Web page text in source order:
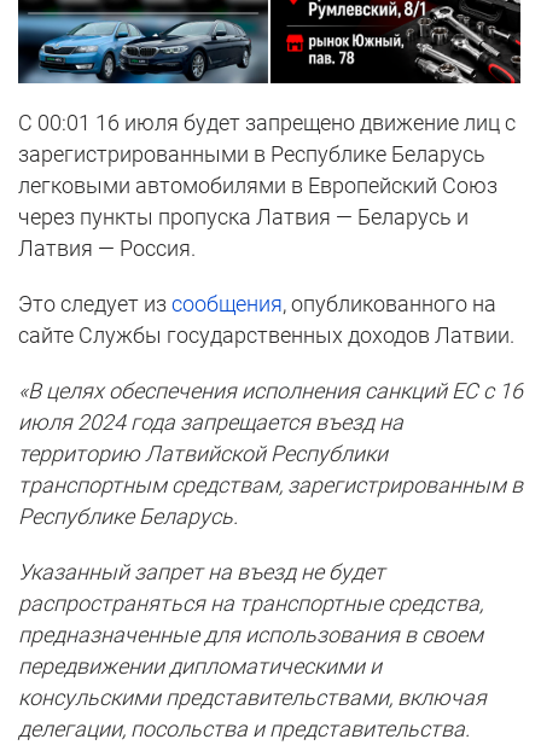
С 00:01 16 июля будет запрещено движение лиц с
зарегистрированными в Республике Беларусь
легковыми автомобилями в Европейский Союз
через пункты пропуска Латвия — Беларусь и
Латвия — Россия.
Это следует изсообщения, опубликованного на
сайте Службы государственных доходов Латвии.
«В целях обеспечения исполнения санкций ЕС с 16
июля 2024 года запрещается въезд на
территорию Латвийской Республики
транспортным средствам, зарегистрированным в
Республике Беларусь.
Указанный запрет на въезд не будет
распространяться на транспортные средства,
предназначенные для использования в своем
передвижении дипломатическими и
консульскими представительствами, включая
делегации, посольства и представительства.